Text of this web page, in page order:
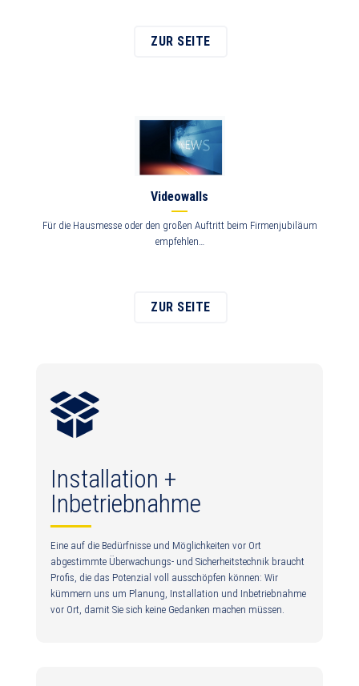
ZUR SEITE
Videowalls
Für die Hausmesse oder den großen Auftritt beim Firmenjubiläum
empfehlen…
ZUR SEITE
Installation +
Inbetriebnahme
Eine auf die Bedürfnisse und Möglichkeiten vor Ort
abgestimmte Überwachungs- und Sicherheitstechnik braucht
Profis, die das Potenzial voll ausschöpfen können: Wir
kümmern uns um Planung, Installation und Inbetriebnahme
vor Ort, damit Sie sich keine Gedanken machen müssen.